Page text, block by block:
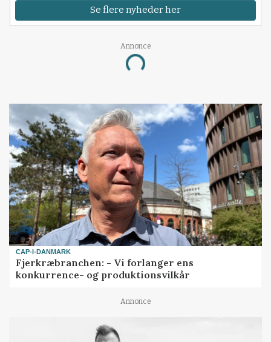
Se flere nyheder her
Annonce
Loading...
CAP-I-DANMARK
Fjerkræbranchen: - Vi forlanger ens
konkurrence- og produktionsvilkår
Annonce